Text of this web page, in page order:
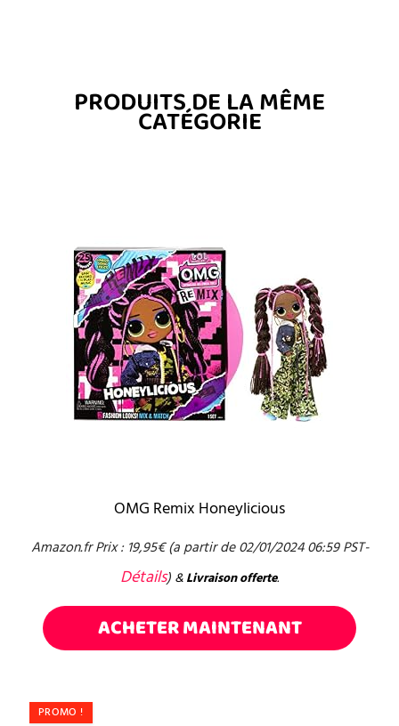
PRODUITS DE LA MÊME
CATÉGORIE
OMG Remix Honeylicious
Amazon.fr Prix : 19,95€(a partir de 02/01/2024 06:59 PST-
Détails) & Livraison offerte.
ACHETER MAINTENANT
PROMO !